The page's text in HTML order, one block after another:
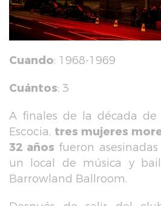
Cuando: 1968-1969
Cuántos: 3
A finales de la década de
Escocia, tres mujeres
32 años fueron
un local de música y
Barrowland Ballroom.